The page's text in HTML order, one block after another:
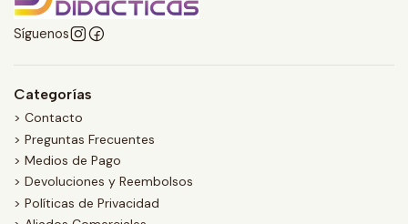
Síguenos
Categorías
> Contacto
> Preguntas Frecuentes
> Medios de Pago
> Devoluciones y Reembolsos
> Políticas de Privacidad